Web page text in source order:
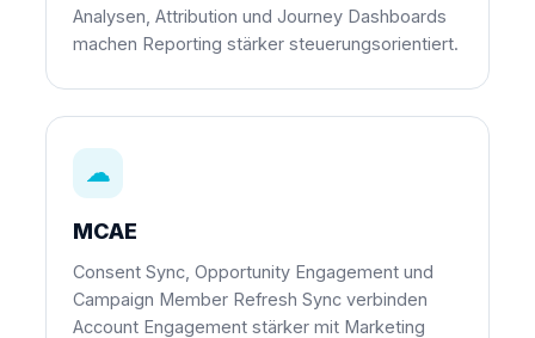
Analysen, Attribution und Journey Dashboards
machen Reporting stärker steuerungsorientiert.
☁
MCAE
Consent Sync, Opportunity Engagement und
Campaign Member Refresh Sync verbinden
Account Engagement stärker mit Marketing